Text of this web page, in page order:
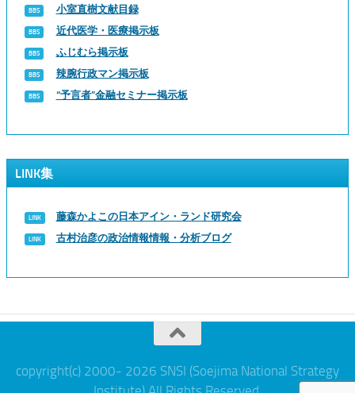
小室直樹文献目録
近代医学・医療掲示板
ふじむら掲示板
辣腕行政マン掲示板
“予言者”金融セミナー掲示板
LINK集
藤森かよこの日本アイン・ランド研究会
古村治彦の政治情報情報・分析ブログ
copyright(c) 2000- 2026 SNSI (Soejima National Strategy